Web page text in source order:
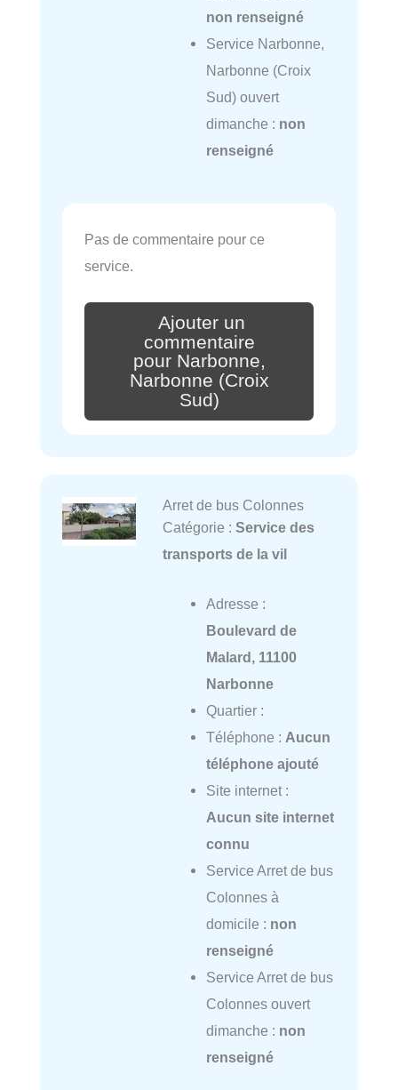
non renseigné
Service Narbonne,
Narbonne (Croix
Sud) ouvert
dimanche : non
renseigné
Pas de commentaire pour ce
service.
Ajouter un
commentaire
pour Narbonne,
Narbonne (Croix
Sud)
Arret de bus Colonnes
Catégorie : Service des
transports de la vil
Adresse :
Boulevard de
Malard, 11100
Narbonne
Quartier :
Téléphone : Aucun
téléphone ajouté
Site internet :
Aucun site internet
connu
Service Arret de bus
Colonnes à
domicile : non
renseigné
Service Arret de bus
Colonnes ouvert
dimanche : non
renseigné